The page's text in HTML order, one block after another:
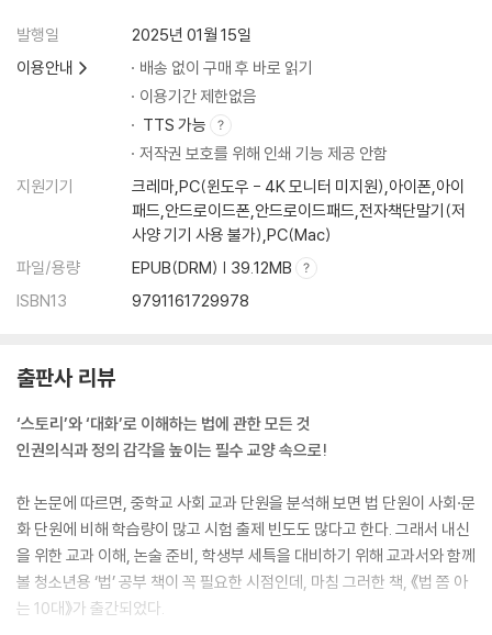
발행일
2025년 01월 15일
이용안내
배송 없이 구매 후 바로 읽기
이용기간 제한없음
TTS 가능
저작권 보호를 위해 인쇄 기능 제공 안함
지원기기
크레마,PC(윈도우 - 4K 모니터 미지원),아이폰,아이
패드,안드로이드폰,안드로이드패드,전자책단말기(저
사양 기기 사용 불가),PC(Mac)
파일/용량
EPUB(DRM) | 39.12MB
ISBN13
9791161729978
출판사 리뷰
‘스토리’와 ‘대화’로 이해하는 법에 관한 모든 것
인권의식과 정의 감각을 높이는 필수 교양 속으로!
한 논문에 따르면, 중학교 사회 교과 단원을 분석해 보면 법 단원이 사회·문
화 단원에 비해 학습량이 많고 시험 출제 빈도도 많다고 한다. 그래서 내신
을 위한 교과 이해, 논술 준비, 학생부 세특을 대비하기 위해 교과서와 함께
볼 청소년용 ‘법’ 공부 책이 꼭 필요한 시점인데, 마침 그러한 책, 《법 쫌 아
는 10대》가 출간되었다.